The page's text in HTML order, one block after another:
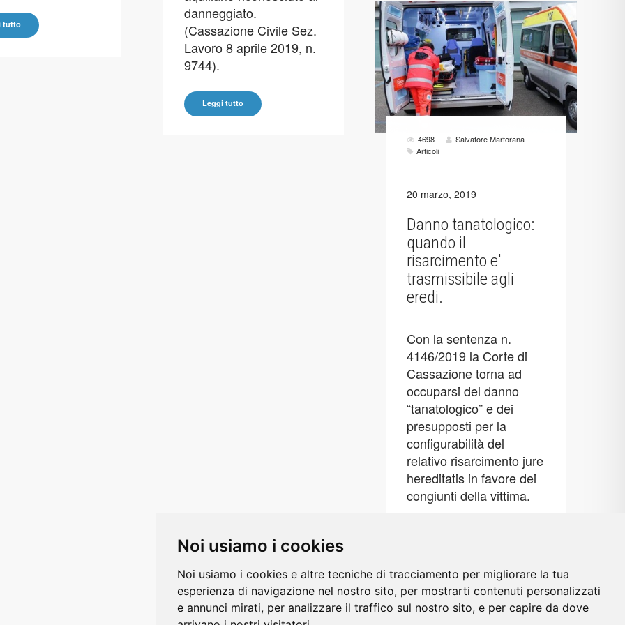
Noi usiamo i cookies
Noi usiamo i cookies e altre tecniche di tracciamento per migliorare la tua
esperienza di navigazione nel nostro sito, per mostrarti contenuti personalizzati
e annunci mirati, per analizzare il traffico sul nostro sito, e per capire da dove
tutto
danneggiato.
(Cassazione Civile Sez.
Lavoro 8 aprile 2019, n.
9744).
Leggi tutto
4698
Salvatore Martorana
Articoli
20 marzo, 2019
Danno tanatologico:
quando il
risarcimento e'
trasmissibile agli
eredi.
Con la sentenza n.
4146/2019 la Corte di
Cassazione torna ad
occuparsi del danno
“tanatologico” e dei
presupposti per la
configurabilità del
relativo risarcimento jure
hereditatis in favore dei
congiunti della vittima.
1